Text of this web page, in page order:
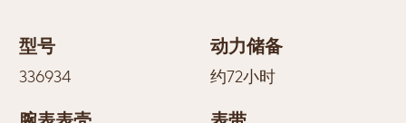
型号
336934
动力储备
约72小时